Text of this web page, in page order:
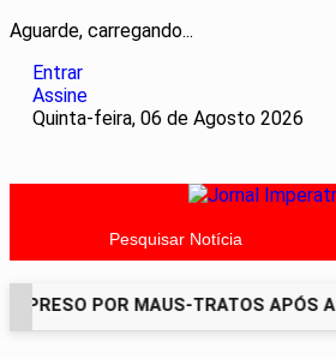
Aguarde, carregando...
Entrar
Assine
Quinta-feira, 06 de Agosto 2026
Pesquisar Notícia
PRESO POR MAUS-TRATOS APÓS